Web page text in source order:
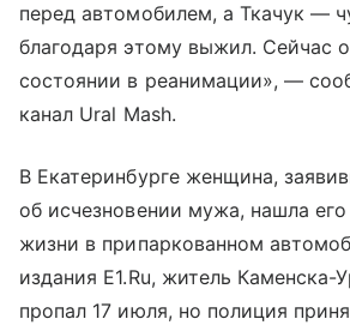
перед автомобилем, а Ткачук —
благодаря этому выжил. Сейчас
состоянии в реанимации», —
канал Ural Mash.
В Екатеринбурге женщина,
об исчезновении мужа, нашла его
жизни в припаркованном
издания Е1.Ru, житель Каменска-
пропал 17 июля, но полиция